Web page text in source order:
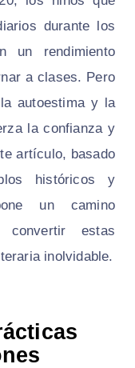
durante los
un rendimiento
a clases. Pero
autoestima y la
la confianza y
artículo, basado
históricos y
un camino
estas
inolvidable.